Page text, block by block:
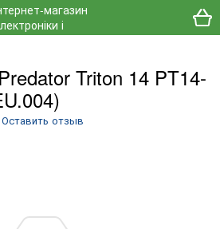
Triton 14 PT14-
Оставить отзыв